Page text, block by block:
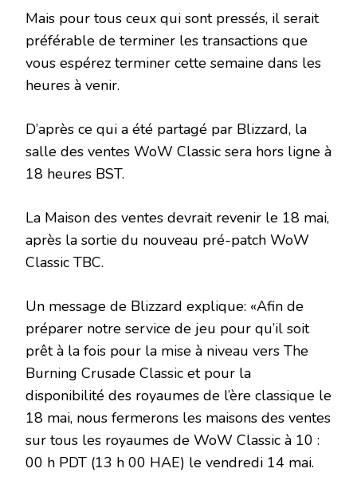
Mais pour tous ceux qui sont pressés, il serait
préférable de terminer les transactions que
vous espérez terminer cette semaine dans les
heures à venir.
D’après ce qui a été partagé par Blizzard, la
salle des ventes WoW Classic sera hors ligne à
18 heures BST.
La Maison des ventes devrait revenir le 18 mai,
après la sortie du nouveau pré-patch WoW
Classic TBC.
Un message de Blizzard explique: «Afin de
préparer notre service de jeu pour qu’il soit
prêt à la fois pour la mise à niveau vers The
Burning Crusade Classic et pour la
disponibilité des royaumes de l’ère classique le
18 mai, nous fermerons les maisons des ventes
sur tous les royaumes de WoW Classic à 10 :
00 h PDT (13 h 00 HAE) le vendredi 14 mai.